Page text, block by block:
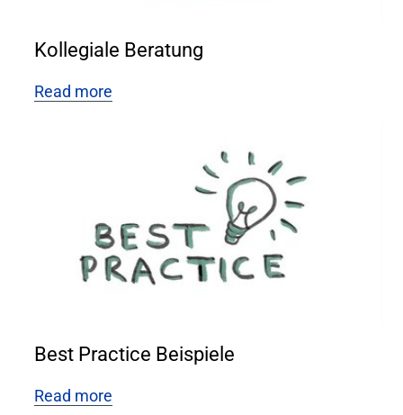
Kollegiale Beratung
Read more
Best Practice Beispiele
Read more